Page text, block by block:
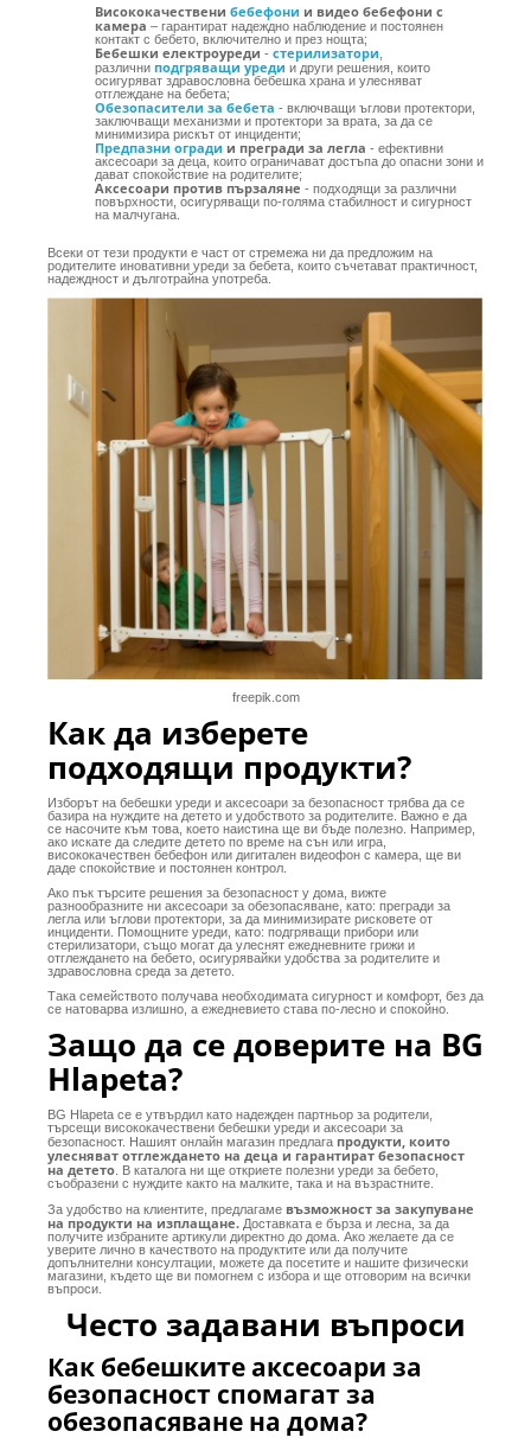
Висококачествени бебефони и видео бебефони с
камера – гарантират надеждно наблюдение и постоянен
контакт с бебето, включително и през нощта;
Бебешки електроуреди - стерилизатори
различни подгряващи уреди и други решения, които
осигуряват здравословна бебешка храна и улесняват
отглеждане на бебета;
Обезопасители за бебета - включващи ъглови протектори,
заключващи механизми и протектори за врата, за да се
минимизира рискът от инциденти;
Предпазни огради и прегради за легла - ефективни
аксесоари за деца, които ограничават достъпа до опасни зони и
дават спокойствие на родителите;
Аксесоари против пързаляне - подходящи за различни
повърхности, осигуряващи по-голяма стабилност и сигурност
на малчугана.
Всеки от тези продукти е част от стремежа ни да предложим на
родителите иновативни уреди за бебета, които съчетават практичност,
надеждност и дълготрайна употреба.
freepik.com
Как да изберете
подходящи продукти?
Изборът на бебешки уреди и аксесоари за безопасност трябва да се
базира на нуждите на детето и удобството за родителите. Важно е да
се насочите към това, което наистина ще ви бъде полезно. Например,
ако искате да следите детето по време на сън или игра,
висококачествен бебефон или дигитален видеофон с камера, ще ви
даде спокойствие и постоянен контрол.
Ако пък търсите решения за безопасност у дома, вижте
разнообразните ни аксесоари за обезопасяване, като: прегради за
легла или ъглови протектори, за да минимизирате рисковете от
инциденти. Помощните уреди, като: подгряващи прибори или
стерилизатори, също могат да улеснят ежедневните грижи и
отглеждането на бебето, осигурявайки удобства за родителите и
здравословна среда за детето.
Така семейството получава необходимата сигурност и комфорт, без да
се натоварва излишно, а ежедневието става по-лесно и спокойно.
Защо да се доверите на BG
Hlapeta?
BG Hlapeta се е утвърдил като надежден партньор за родители,
търсещи висококачествени бебешки уреди и аксесоари за
безопасност. Нашият онлайн магазин предлага продукти, които
улесняват отглеждането на деца и гарантират безопасност
на детето . В каталога ни ще откриете полезни уреди за бебето,
съобразени с нуждите както на малките, така и на възрастните.
За удобство на клиентите, предлагаме възможност за закупуване
на продукти на изплащане. Доставката е бърза и лесна, за да
получите избраните артикули директно до дома. Ако желаете да се
уверите лично в качеството на продуктите или да получите
допълнителни консултации, можете да посетите и нашите физически
магазини, където ще ви помогнем с избора и ще отговорим на всички
въпроси.
Често задавани въпроси
Как бебешките аксесоари за
безопасност спомагат за
обезопасяване на дома?